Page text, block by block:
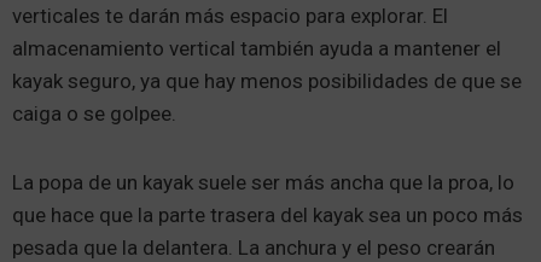
verticales te darán más espacio para explorar. El
almacenamiento vertical también ayuda a mantener el
kayak seguro, ya que hay menos posibilidades de que se
caiga o se golpee.
La popa de un kayak suele ser más ancha que la proa, lo
que hace que la parte trasera del kayak sea un poco más
pesada que la delantera. La anchura y el peso crearán